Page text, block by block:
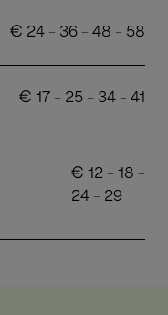
€ 24 - 36 - 48 - 58
€ 17 - 25 - 34 - 41
€ 12 - 18 -
24 - 29